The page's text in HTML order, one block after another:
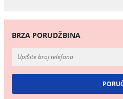
BRZA PORUDŽBINA